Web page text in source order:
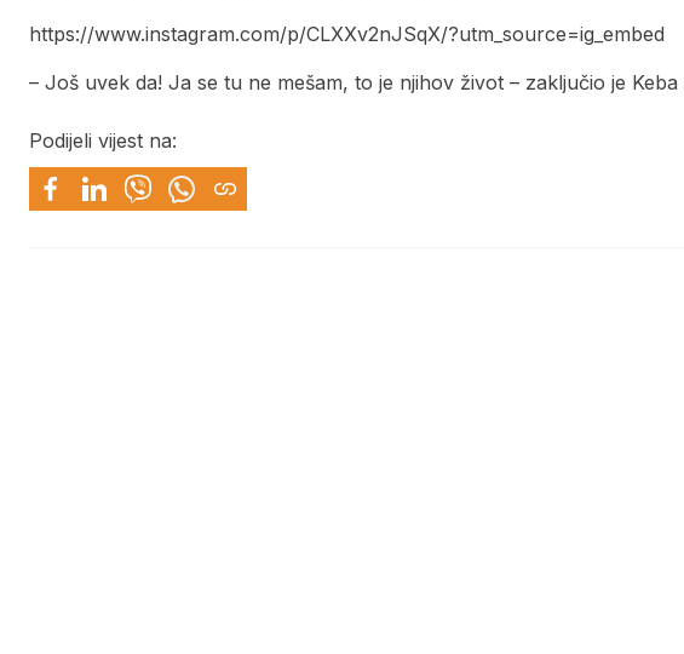
https://www.instagram.com/p/CLXXv2nJSqX/?utm_source=ig_embed
– Još uvek da! Ja se tu ne mešam, to je njihov život – zaključio je Keba
Podijeli vijest na: